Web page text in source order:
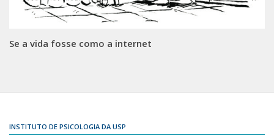
Se a vida fosse como a internet
INSTITUTO DE PSICOLOGIA DA USP